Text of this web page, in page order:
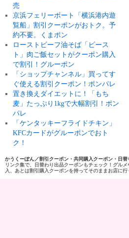
売
京浜フェリーボート「横浜港内遊
覧船」割引クーポンがおトク。予
約不要。くまポン
ローストビーフ油そば「ビース
ト」肉ご飯セットがクーポン購入
で割引！グルーポン
「ショップチャンネル」買ってす
ぐ使える割引クーポン！ポンパレ
置き換えダイエットに！「もち
麦」たっぷり1kgで大幅割引！ポン
パレ
「ケンタッキーフライドチキン」
KFCカードがグルーポンでおト
ク！
かうくーぽん／割引クーポン・共同購入クーポン・日
リンク集で、日替わり出品クーポンもチェック！グル
入、あとは割引購入クーポンを持ってそのままお店に行